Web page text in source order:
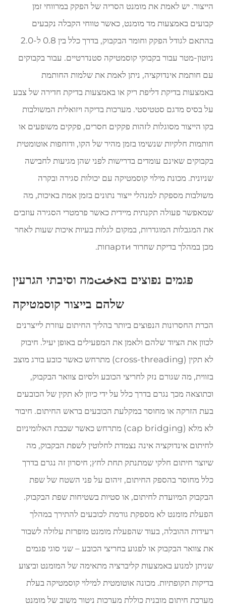
הייצור. יש לאמת את מומנט הסריה של הפקק במרווחי זמן
קבועים באמצעות מד מומנט, כאשר טווחי הקבלה נקבעים
בהתאם לגודל הפקק וחומר הבקבוק, בדרך כלל בין 0.8 ל-2.0
ניוטון-מטר עבור בקבוקי קוסמטיקה סטנדרטיים. עבור בקבוקים
עם חותמת אינדוקציה, ניתן לאמת את שלמות החותמת
באמצעות בדיקת דליפת ריק או באמצעות בדיקת חדירה של צבע
על בסיס מדגם סטטיסטי. מערכות בדיקה ויזואלית המשולבות
בקו הייצור מסוגלות לזהות פקקים חסרים, פקקים משופעים או
חותמות חלקיות שנשימו בזמן מהיר של הקו, ודוחפות אוטומטית
בקבוקים שאינם עומדים בדרישות לפני שהן מגיעות לחבישה
שניונית. מכונת מילוי קוסמטיקה עם יכולות סגירה ובקרה
משולבות מספקת למנהלי ייצור נתונים בזמן אמת באיכות, מה
שמאפשר פעולה תקנתית מיידית כאשר פרמטרי הסגירה עוזבים
את המגבלות המוגדרות, במקום לגלות בעיות איכות שעות לאחר
מכן במהלך בדיקת שחרור партиות.
פגמים נפוצים באختמה וסיבתי הגרעין
שלהם בייצור קוסמטיקה
הכרת החסרונות הנפוצים ביותר בהליך החיתום עוזרת לייצרנים
לכוון את הציוד שלהם ולאמן את המפעילים באופן יעיל. חיבוק
לא תקין (cross-threading) מתרחש כאשר כובע בורג מוצב
בזווית, מה שגורם נזק לחריצי הכובע ולסיום צוואר הבקבוק,
וכתוצאה מכך נגרם בדרך כלל על ידי כיוון לא תקין של הכובעים
בעת הזרקה או מחוסר במקלעת הכובעים בראש החיתום. חיבור
לא מלא (cap bridging) מתרחש כאשר שכבת האלומיניום
לחיתום אינדוקציה אינה נצמדת לחלוטין לשפת הבקבוק, מה
שיוצר חיתום חלקי שמתנתק תחת לחץ; חיסרון זה נגרם בדרך
כלל מחוסר בהספק החיתום, זיהום על פני השטח של שפת
הבקבוק המיועדת לחיתום, או סטיות בשטיחות שפת הבקבוק.
הפעלת מומנט לא מספקת גורמת לכובעים להתירך במהלך
רעידות ההובלה, בעוד שהפעלת מומנט מופרזת עלולה לשבור
את צוואר הבקבוק או לפגוע בחריצי הכובע – שני סוגי פגמים
שניתן למנוע באמצעות קליברציה מתאימה של המומנט וביצוע
בדיקות תקופתיות. מכונה אוטומטית למילוי קוסמטיקה בעלת
מערכת חיתום מובנית כוללת מערכות ניטור משוב של מומנט